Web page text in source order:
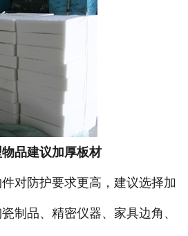
品建议加厚板材
防护要求更高，建议选择加
制品、精密仪器、家具边角、